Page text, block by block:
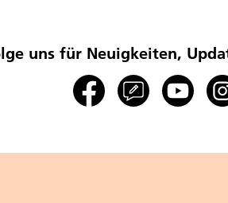
uns für Neuigkeiten,